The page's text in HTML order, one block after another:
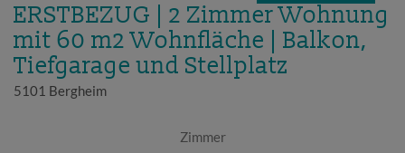
ERSTBEZUG | 2 Zimmer Wohnung
mit 60 m2 Wohnfläche | Balkon,
Tiefgarage und Stellplatz
5101 Bergheim
Zimmer